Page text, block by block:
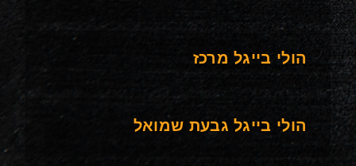
הולי בייגל מרכז
הולי בייגל גבעת שמואל